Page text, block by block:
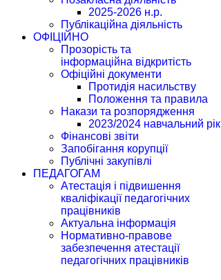
2025-2026 н.р.
Публікаційна діяльність
ОФІЦІЙНО
Прозорість та
інформаційна відкритість
Офіційні документи
Протидія насильству
Положення та правила
Накази та розпорядження
2023/2024 навчальний рік
Фінансові звіти
Запобігання корупції
Публічні закупівлі
ПЕДАГОГАМ
Атестація і підвишення
кваліфікації педагогічних
працівників
Актуальна інформація
Нормативно-правове
забезпечення атестації
педагогічних працівників